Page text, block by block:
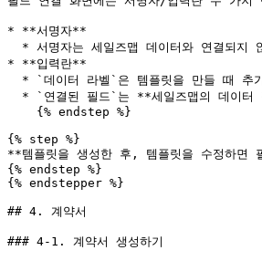
* **서명자**
* **입력란**
{% step %}
**템플릿을 생성한 후, 템플릿을 수정하면
{% endstep %}
{% endstepper %}
## 4. 계약서
### 4-1. 계약서 생성하기